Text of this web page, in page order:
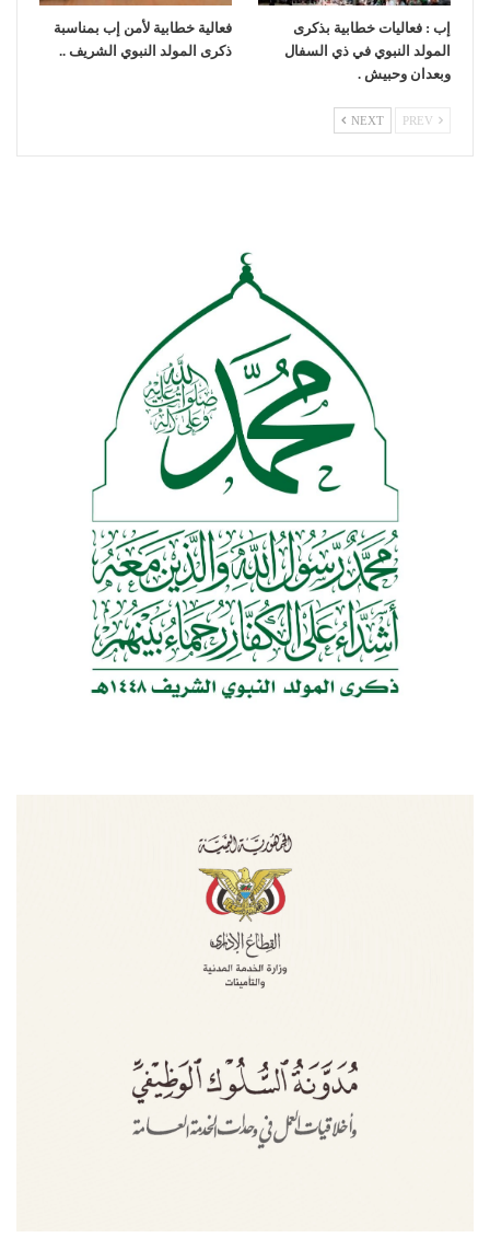
إب : فعاليات خطابية بذكرى
المولد النبوي في ذي السفال
وبعدان وحبيش .
فعالية خطابية لأمن إب بمناسبة
ذكرى المولد النبوي الشريف ..
NEXT